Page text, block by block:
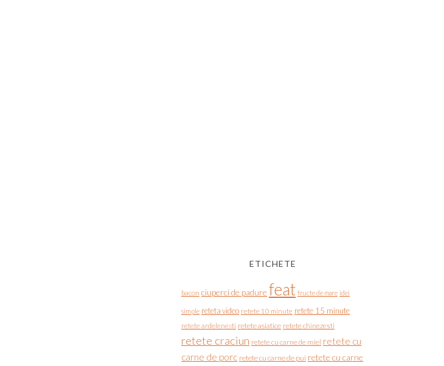
ETICHETE
bacon ciuperci de padure feat fructe de mare idei
simple reteta video retete 10 minute retete 15 minute
retete ardelenesti retete asiatice retete chinezesti
retete craciun retete cu carne de miel retete cu
carne de porc retete cu carne de pui retete cu carne